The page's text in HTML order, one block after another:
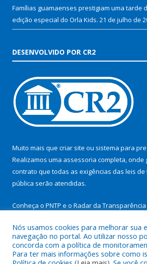
Famílias guamaenses prestigiam uma tarde
edição especial do Orla Kids. 21 de julho de
DESENVOLVIDO POR CR2
Muito mais que criar site ou sistema para
Realizamos uma assessoria completa, onde
contrato que todas as exigências das leis de
pública serão atendidas.
Conheça o PNTP e o Radar da Transparência
Todos os direitos reservados a
Nós usamos cookies para melhorar sua
navegação no portal. Ao utilizar nosso
concorda com a política de
Para ter mais informações sobre como